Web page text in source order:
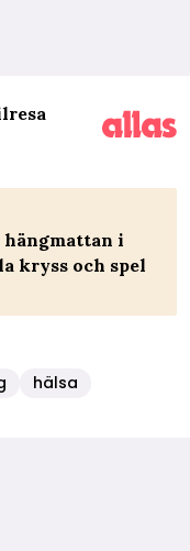
i
kryss och spel
hälsa